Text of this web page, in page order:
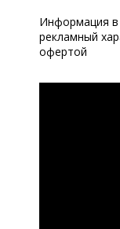
Информация в
рекламный
офертой